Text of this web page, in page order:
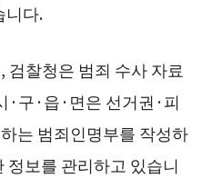
니다.
검찰청은 범죄 수사 자료
·구·읍·면은 선거권·피
는 범죄인명부를 작성하
정보를 관리하고 있습니